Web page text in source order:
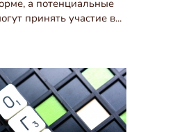
а потенциальные
принять участие в...